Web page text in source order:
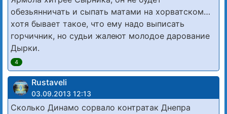
обезьянничать и сыпать матами на хорватском…
хотя бывает такое, что ему надо выписать
горчичник, но судьи жалеют молодое дарование
Дырки.
4
Rustaveli
03.09.2013 12:13
Сколько Динамо сорвало контратак Днепра